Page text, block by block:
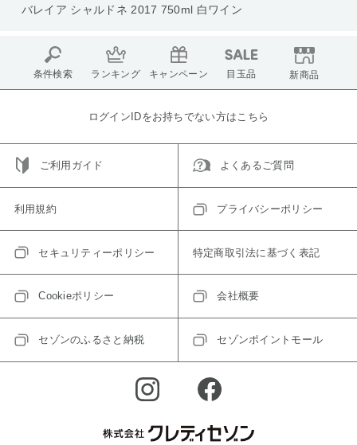
バレイア シャルドネ 2017 750ml 白ワイン
条件検索 ランキング キャンペーン 目玉品 新商品
ログインIDをお持ちでない方はこちら
ご利用ガイド よくあるご質問
利用規約 プライバシーポリシー
セキュリティーポリシー 特定商取引法に基づく表記
Cookieポリシー 会社概要
セゾンのふるさと納税 セゾンポイントモール